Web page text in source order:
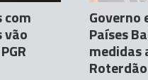
com
vão
Governo
Países
medidas
Roterdão